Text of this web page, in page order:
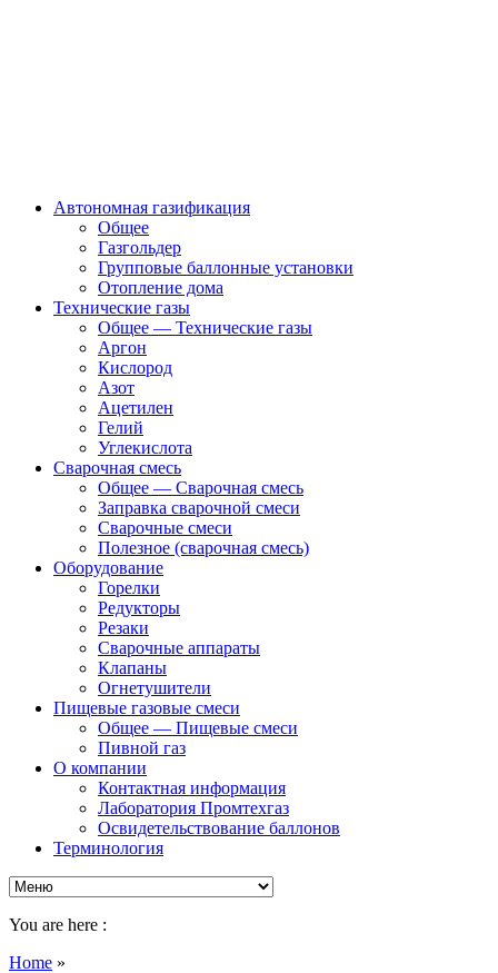
Автономная газификация
Общее
Газгольдер
Групповые баллонные установки
Отопление дома
Технические газы
Общее — Технические газы
Аргон
Кислород
Азот
Ацетилен
Гелий
Углекислота
Сварочная смесь
Общее — Сварочная смесь
Заправка сварочной смеси
Сварочные смеси
Полезное (сварочная смесь)
Оборудование
Горелки
Редукторы
Резаки
Сварочные аппараты
Клапаны
Огнетушители
Пищевые газовые смеси
Общее — Пищевые смеси
Пивной газ
О компании
Контактная информация
Лаборатория Промтехгаз
Освидетельствование баллонов
Терминология
You are here :
Home »